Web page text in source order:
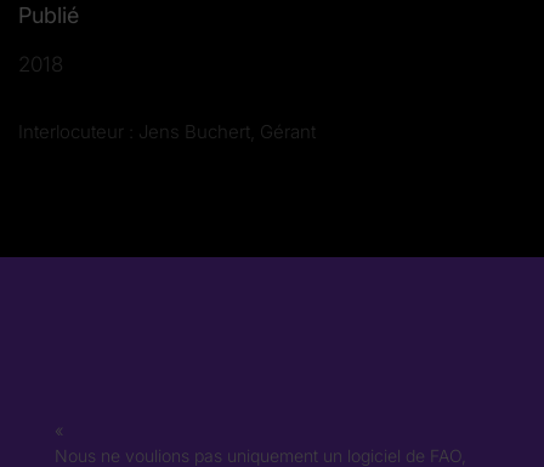
Publié
2018
Interlocuteur : Jens Buchert, Gérant
Nous ne voulions pas uniquement un logiciel de FAO,